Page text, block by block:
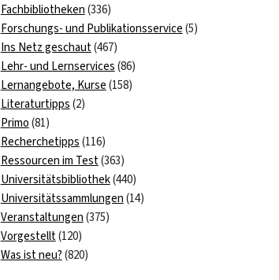
Fachbibliotheken (336)
Forschungs- und Publikationsservice (5)
Ins Netz geschaut(467)
Lehr- und Lernservices (86)
Lernangebote, Kurse (158)
Literaturtipps (2)
Primo (81)
Recherchetipps (116)
Ressourcen im Test(363)
Universitätsbibliothek(440)
Universitätssammlungen (14)
Veranstaltungen (375)
Vorgestellt(120)
Was ist neu? (820)